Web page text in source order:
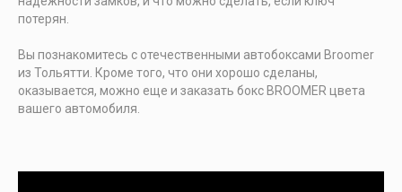
потерян.
Вы познакомитесь с отечественными автобоксами Broomer
из Тольятти. Кроме того, что они хорошо сделаны,
оказывается, можно еще и заказать бокс BROOMER цвета
вашего автомобиля.